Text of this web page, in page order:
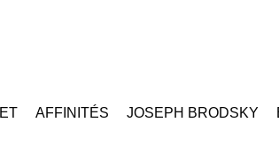
AFFINITÉS JOSEPH BRODSKY